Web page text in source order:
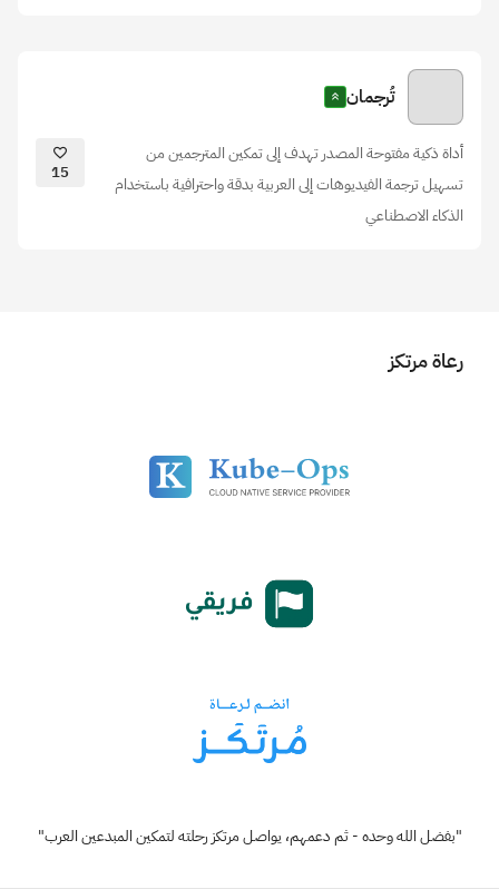
تُرجمان
أداة ذكية مفتوحة المصدر تهدف إلى تمكين المترجمين من
تسهيل ترجمة الفيديوهات إلى العربية بدقة واحترافية باستخدام
الذكاء الاصطناعي
15
رعاة مرتكز
"بفضل الله وحده - ثم دعمهم، يواصل مرتكز رحلته لتمكين المبدعين العرب"